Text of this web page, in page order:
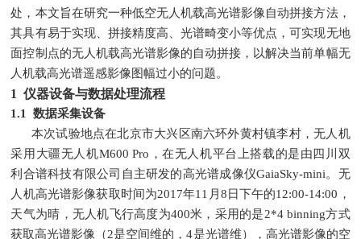
处，本文旨在研究一种低空无人机载高光谱影像自动拼接方法，
其具有易于实现、拼接精度高、光谱畸变小等优点，可实现无地
面控制点的无人机载高光谱影像的自动拼接，以解决当前单幅无
人机载高光谱遥感影像图幅过小的问题。
1 仪器设备与数据处理流程
1.1 数据采集设备
本次试验地点在北京市大兴区南六环外黄村镇李村，无人机
采用大疆无人机M600 Pro，在无人机平台上搭载的是由四川双
利合谱科技有限公司自主研发的高光谱成像仪GaiaSky-mini。无
人机高光谱影像获取时间为2017年11月8日下午的12:00-14:00，
天气为晴，无人机飞行高度为400米，采用的是2*4 binning方式
获取高光谱影像（2是空间维的，4是光谱维），高光谱影像的空